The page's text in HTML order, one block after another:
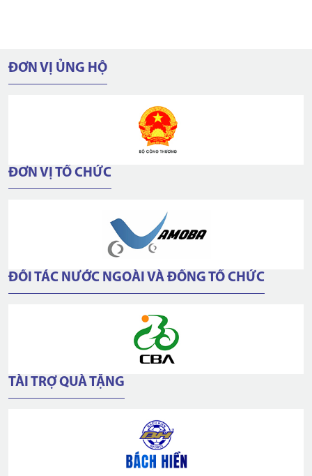
ĐƠN VỊ ỦNG HỘ
ĐƠN VỊ TỔ CHỨC
ĐỐI TÁC NƯỚC NGOÀI VÀ ĐỒNG TỔ CHỨC
TÀI TRỢ QUÀ TẶNG